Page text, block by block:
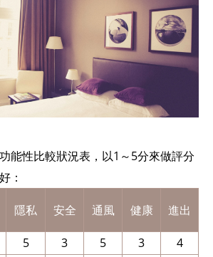
能性比較狀況表，以1～5分來做評分
：
隱私 安全 通風 健康 進出
5 3 5 3 4